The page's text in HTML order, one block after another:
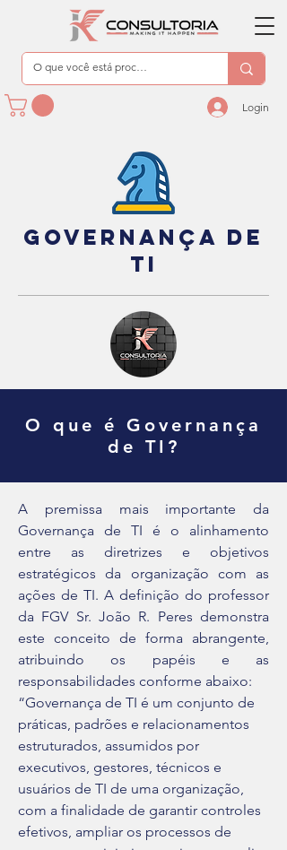
Login
GOVERNANÇA DE
TI
O que é Governança
de TI?
A premissa mais importante da
Governança de TI é o alinhamento
entre as diretrizes e objetivos
estratégicos da organização com as
ações de TI. A definição do professor
da FGV Sr. João R. Peres demonstra
este conceito de forma abrangente,
atribuindo os papéis e as
responsabilidades conforme abaixo:
“Governança de TI é um conjunto de
práticas, padrões e relacionamentos
estruturados, assumidos por
executivos, gestores, técnicos e
usuários de TI de uma organização,
com a finalidade de garantir controles
efetivos, ampliar os processos de